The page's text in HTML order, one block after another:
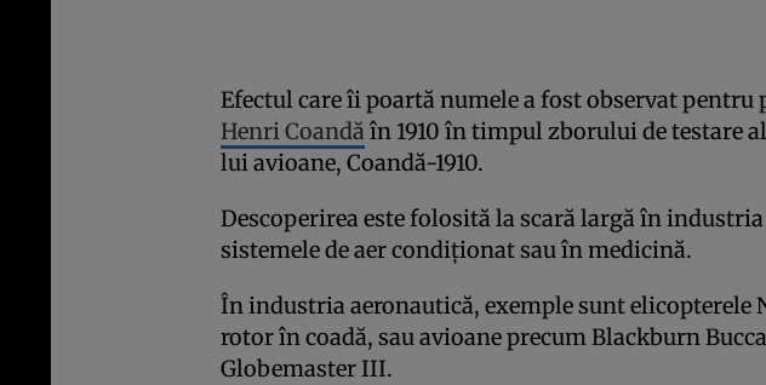
Efectul care îi poartă numele a fost observat pentru
Henri Coandă în 1910 în timpul zborului de testare
lui avioane, Coandă-1910.
Descoperirea este folosită la scară largă în
sistemele de aer condiționat sau în medicină.
În industria aeronautică, exemple sunt elicopterele
rotor în coadă, sau avioane precum Blackburn
Globemaster III.